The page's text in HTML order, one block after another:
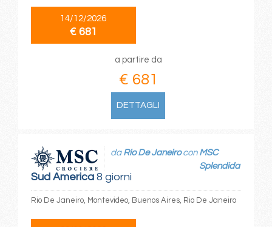
14/12/2026
€ 681
a partire da
€ 681
DETTAGLI
Sud America8 giorni
da Rio De Janeirocon MSC
Splendida
Rio De Janeiro, Montevideo, Buenos Aires, Rio De Janeiro